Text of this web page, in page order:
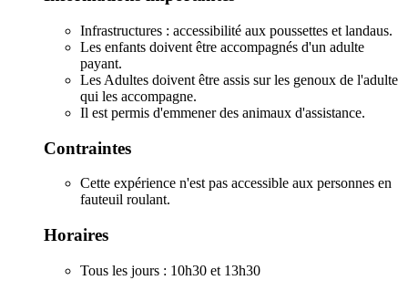
Infrastructures : accessibilité aux poussettes et landaus.
Les enfants doivent être accompagnés d'un adulte
payant.
Les Adultes doivent être assis sur les genoux de l'adulte
qui les accompagne.
Il est permis d'emmener des animaux d'assistance.
Contraintes
Cette expérience n'est pas accessible aux personnes en
fauteuil roulant.
Horaires
Tous les jours : 10h30 et 13h30